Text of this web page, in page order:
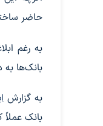
حاضر
به رغم
بانک‌ها به
به گزارش
بانک عملاً